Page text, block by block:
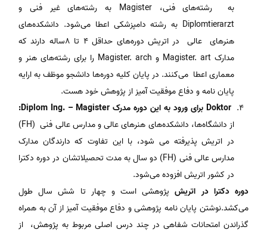
به‌ رشته‌های‌ فنی، Magister به‌ رشته‌های‌ غیر فنی‌ و
Diplomtierarzt به‌ رشته‌ دامپزشکی‌ اعطا می‌شود. دانشکده‌های‌
هنرهای‌ عالی‌ در اتریش دوره‌های‌ حداقل‌ ۴ تا ۸ساله‌ دارند که‌
مدارک ‌Magister. art و Magister. arch را برای‌ رشته‌های‌ هنر و
معماری‌ اعطا می‌کنند. در پایان‌ کلیه‌ دوره‌ها دانشجو موظف‌ به‌ ارایه‌
پایان‌ نامه‌ و دفاع‌ موفقیت‌ آمیز از پژوهش‌ خود هست.
Doktor برای‌ ورود به‌ این‌ دوره‌ مدرک‌ Diplom Ing. – Magister:
از دانشگاه‌ها، دانشکده‌های‌ هنرهای‌ عالی‌ و مدارس‌ عالی‌ فنی‌ (FH)
در اتریش پذیرفته‌ می‌ شود، با این‌ تفاوت‌ که‌ دارندگان‌ مدارک‌
مدارس‌ عالی‌ فنی‌ (FH) دو سال‌ به‌ مدت‌ تحصیلاتشان‌ در دوره‌ دکترا
در کشور اتریش افزوده‌ می‌شود.
دوره‌ دکترا در اتریش‌پژوهشی‌ است‌ و چهار تا شش سال‌ طول‌
می‌کشد.نوشتن‌ پایان‌ نامه‌ پژوهشی‌ و دفاع‌ موفقیت‌ آمیز از آن‌ به‌ همراه‌
گذراندن‌ امتحانات‌ شفاهی‌ در چند درس‌ اصلی‌ مربوط‌ به پژوهش، از